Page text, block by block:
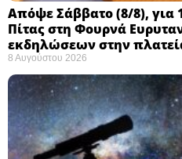
Απόψε Σάββατο (8/8), για
Πίτας στη Φουρνά
εκδηλώσεων στην
8 Αυγούστου 2026